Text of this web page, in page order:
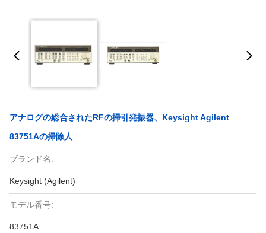
アナログの総合されたRFの掃引発振器、Keysight Agilent
83751Aの掃除人
ブランド名:
Keysight (Agilent)
モデル番号:
83751A